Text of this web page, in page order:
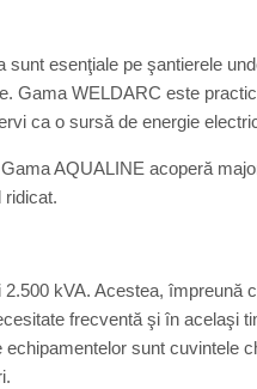
esenţiale pe şantierele
Gama WELDARC este
ca o sursă de energie
AQUALINE acoperă
ridicat.
kVA. Acestea, împreună
frecventă şi în acelaşi
sunt cuvintele